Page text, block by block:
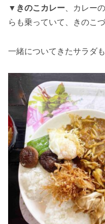
▼ きのこカレー 、カレー
らも乗っていて、きのこ
一緒についてきたサラダ